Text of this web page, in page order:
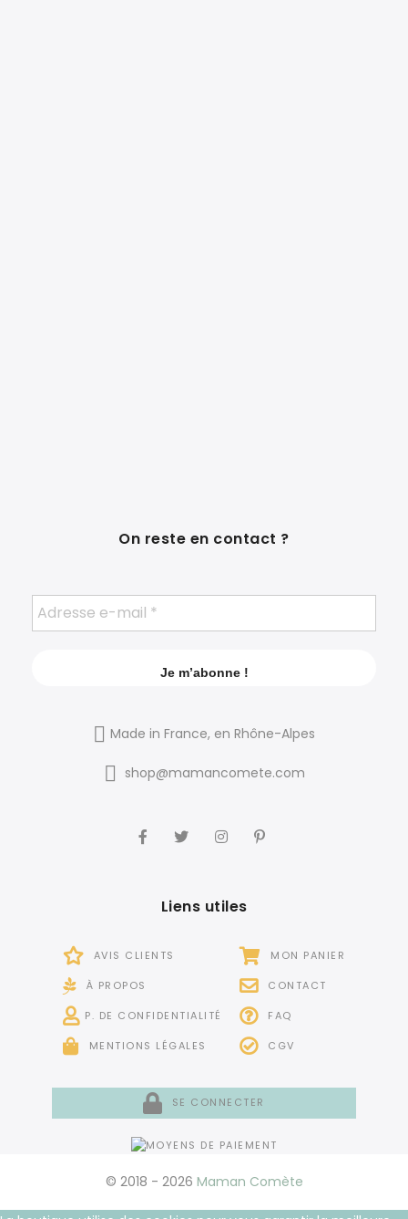
On reste en contact ?
Made in France, en Rhône-Alpes
shop@mamancomete.com
Liens utiles
AVIS CLIENTS
À PROPOS
P. DE CONFIDENTIALITÉ
MENTIONS LÉGALES
MON PANIER
CONTACT
FAQ
CGV
SE CONNECTER
© 2018 - 2026 Maman Comète